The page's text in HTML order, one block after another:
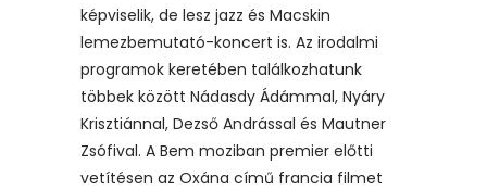
képviselik, de lesz jazz és Macskin
lemezbemutató-koncert is. Az irodalmi
programok keretében találkozhatunk
többek között Nádasdy Ádámmal, Nyáry
Krisztiánnal, Dezső Andrással és Mautner
Zsófival. A Bem moziban premier előtti
vetítésen az Oxána című francia filmet